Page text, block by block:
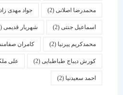
محمدرضا اصلانی(2) جواد مهدی زاده(2)
اسماعیل جنتی(2) شهریار قدیمی(2)
محمدکریم پیرنیا (2) کامران صفامنش(2)
کورش دیباج طباطبایی(2) علی ملکی(2)
احمد سعیدنیا (2)